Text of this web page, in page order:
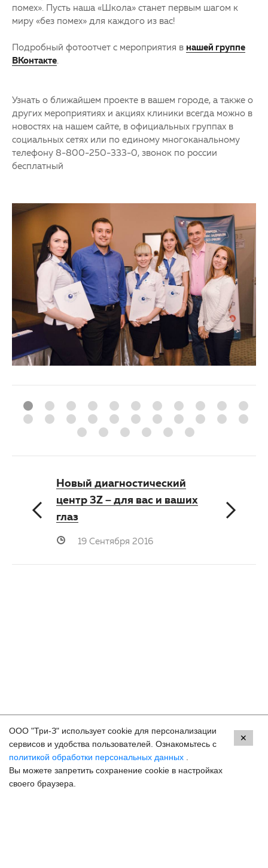
Задать вопрос
помех». Пусть наша «Школа» станет первым шагом к
миру «без помех» для каждого из вас!
Подробный фотоотчет с мероприятия в нашей группе
ВКонтакте
Узнать о ближайшем проекте в вашем городе, а также о
других мероприятиях и акциях клиники всегда можно в
новостях на нашем сайте, в официальных группах в
социальных сетях или по единому многоканальному
телефону 8-800-250-333-0, звонок по россии
бесплатный
Новый диагностический
центр 3Z – для вас и ваших
глаз
19 Сентября 2016
Контакты
Краснодар, ул. Красных Партизан, 18
8 (800) 250-33-30
ООО "Три-З" использует cookie для персонализации
сервисов и удобства пользователей. Ознакомьтесь с
политикой обработки персональных данных
Вы можете запретить сохранение cookie в настройках
своего браузера.
✕